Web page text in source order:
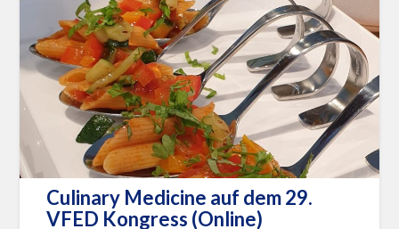
Culinary Medicine auf dem 29.
VFED Kongress (Online)